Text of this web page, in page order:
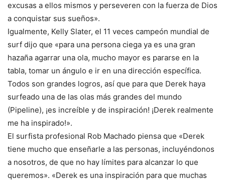
excusas a ellos mismos y perseveren con la fuerza de Dios
a conquistar sus sueños».
Igualmente, Kelly Slater, el 11 veces campeón mundial de
surf dijo que «para una persona ciega ya es una gran
hazaña agarrar una ola, mucho mayor es pararse en la
tabla, tomar un ángulo e ir en una dirección específica.
Todos son grandes logros, así que para que Derek haya
surfeado una de las olas más grandes del mundo
(Pipeline), ¡es increíble y de inspiración! ¡Derek realmente
me ha inspirado!».
El surfista profesional Rob Machado piensa que «Derek
tiene mucho que enseñarle a las personas, incluyéndonos
a nosotros, de que no hay límites para alcanzar lo que
queremos». «Derek es una inspiración para que muchas